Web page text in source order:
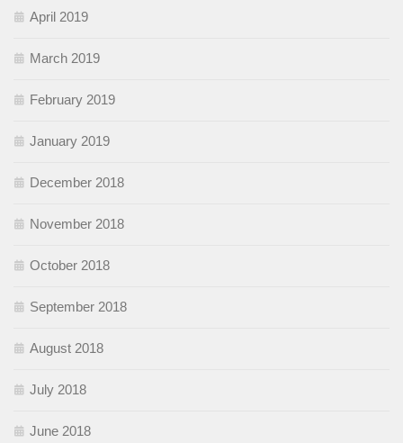
April 2019
March 2019
February 2019
January 2019
December 2018
November 2018
October 2018
September 2018
August 2018
July 2018
June 2018